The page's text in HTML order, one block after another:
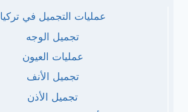
عمليات التجميل في تركيا
تجميل الوجه
عمليات العيون
تجميل الأنف
تجميل الأذن